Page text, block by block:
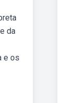
da
e os